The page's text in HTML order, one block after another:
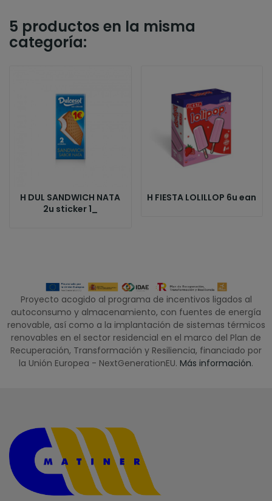
5 productos en la misma
categoría:
H DUL SANDWICH NATA
2u sticker 1_
H FIESTA LOLILLOP 6u ean
Proyecto acogido al programa de incentivos ligados al
autoconsumo y almacenamiento, con fuentes de energía
renovable, así como a la implantación de sistemas térmicos
renovables en el sector residencial en el marco del Plan de
Recuperación, Transformación y Resiliencia, financiado por
la Unión Europea - NextGenerationEU. Más información.